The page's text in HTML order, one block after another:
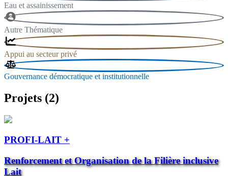
Eau et assainissement
Autre Thématique
Appui au secteur privé
Gouvernance démocratique et institutionnelle
Projets (2)
PROFI-LAIT +
Renforcement et Organisation de la Filière inclusive
Lait